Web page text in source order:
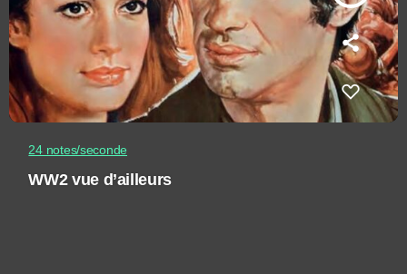
24 notes/seconde
WW2 vue d’ailleurs